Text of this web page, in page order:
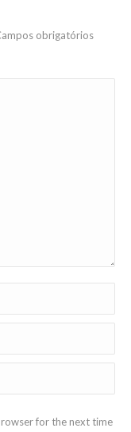
obrigatórios
for the next time